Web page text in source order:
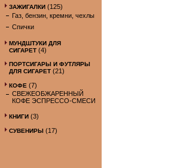
ЗАЖИГАЛКИ (125)
Газ, бензин, кремни, чехлы
Спички
МУНДШТУКИ ДЛЯ
СИГАРЕТ (4)
ПОРТСИГАРЫ И ФУТЛЯРЫ
ДЛЯ СИГАРЕТ (21)
КОФЕ (7)
СВЕЖЕОБЖАРЕННЫЙ
КОФЕ ЭСПРЕССО-СМЕСИ
КНИГИ (3)
СУВЕНИРЫ (17)